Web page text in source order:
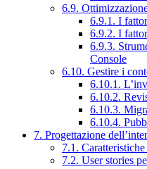
6.9.
6.9.1. I
6.9.2. I
6.9.3.
Console
6.10. Gestire i
6.10.1.
6.10.2.
6.10.3.
6.10.4.
7. Progettazione
7.1.
7.2. User stories